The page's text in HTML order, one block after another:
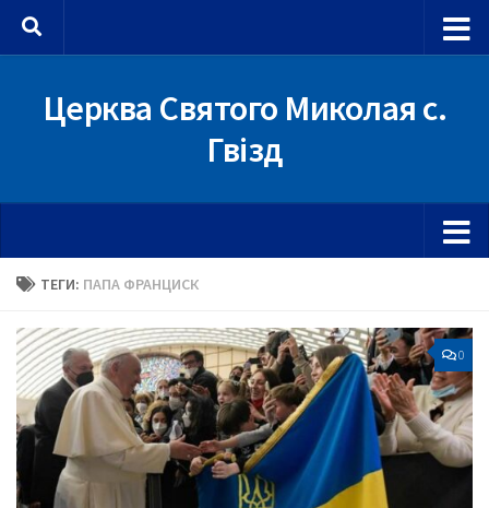
Skip to content
Церква Святого Миколая с.
Гвізд
ТЕГИ: ПАПА ФРАНЦИСК
0